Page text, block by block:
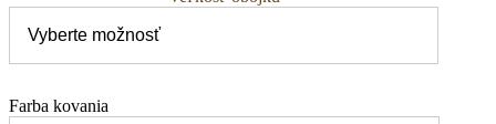
Farba kovania